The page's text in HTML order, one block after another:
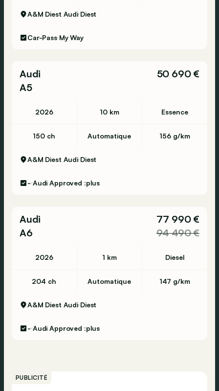
A&M Diest Audi Diest
Car-Pass My Way
Audi
A5
50 690 €
2026 10 km Essence
150 ch Automatique 156 g/km
A&M Diest Audi Diest
- Audi Approved :plus
Audi
A6
77 990 €
94 490 €
2026 1 km Diesel
204 ch Automatique 147 g/km
A&M Diest Audi Diest
- Audi Approved :plus
PUBLICITÉ